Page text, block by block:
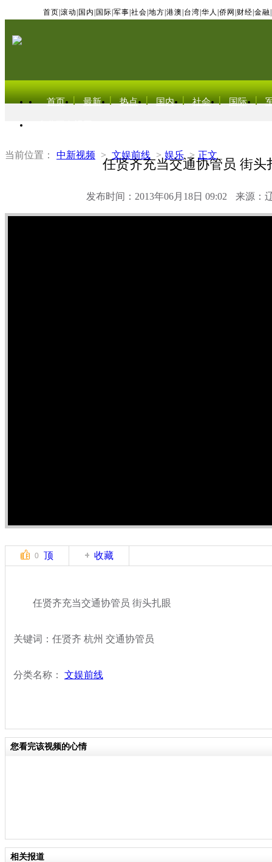
首页 滚动 国内 国际 军事 社会 地方 港澳 台湾 华人 侨网 财经 金融
首页 最新 热点 国内 社会 国际
当前位置： 中新视频 > 文娱前线 > 娱乐 > 正文
任贤齐充当交通协管员 街头
发布时间：2013年06月18日 09:02 来源：
0 顶 收藏
任贤齐充当交通协管员 街头扎眼
关键词：任贤齐 杭州 交通协管员
分类名称： 文娱前线
您看完该视频的心情
相关报道